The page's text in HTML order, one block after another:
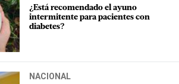
¿Está recomendado el ayuno
intermitente para pacientes con
diabetes?
NACIONAL